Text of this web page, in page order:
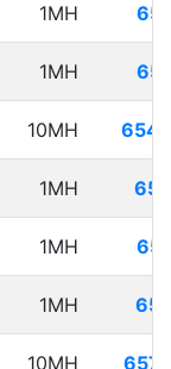
1MH
1MH
10MH
1MH
1MH
1MH
10MH